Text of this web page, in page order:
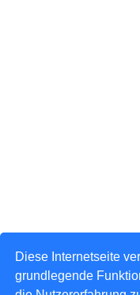
Diese Internetseite
grundlegende